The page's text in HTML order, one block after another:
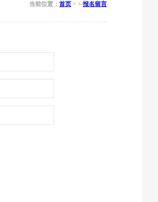
当前位置： 首页 > > 报名留言